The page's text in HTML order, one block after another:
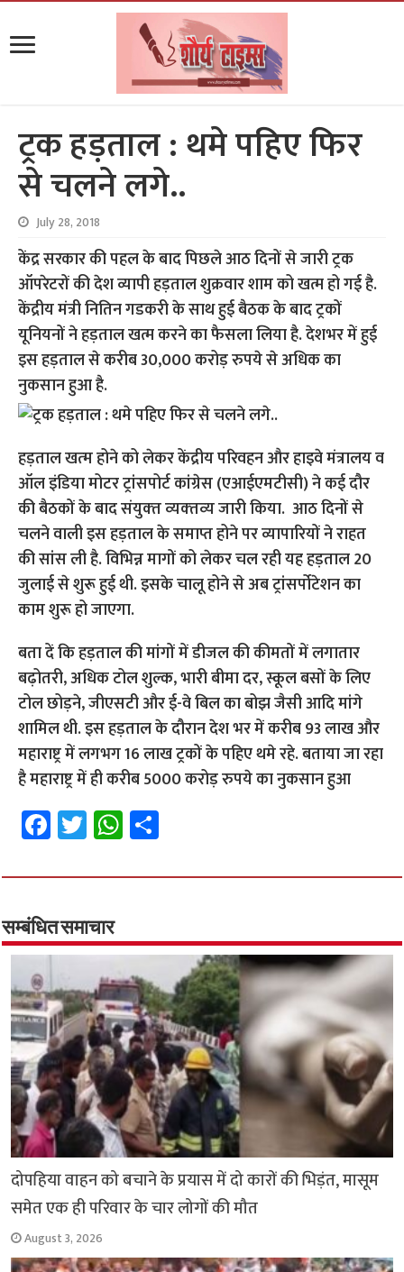
ट्रक हड़ताल : थमे पहिए फिर
से चलने लगे..
July 28, 2018
केंद्र सरकार की पहल के बाद पिछले आठ दिनों से जारी ट्रक
ऑपरेटरों की देश व्यापी हड़ताल शुक्रवार शाम को खत्म हो गई है.
केंद्रीय मंत्री नितिन गडकरी के साथ हुई बैठक के बाद ट्रकों
यूनियनों ने हड़ताल खत्म करने का फैसला लिया है. देशभर में हुई
इस हड़ताल से करीब 30,000 करोड़ रुपये से अधिक का
नुकसान हुआ है.
हड़ताल खत्‍म होने को लेकर केंद्रीय परिवहन और हाइवे मंत्रालय व
ऑल इंडिया मोटर ट्रांसपोर्ट कांग्रेस (एआईएमटीसी) ने कई दौर
की बैठकों के बाद संयुक्‍त व्‍यक्‍तव्‍य जारी किया. आठ दिनों से
चलने वाली इस हड़ताल के समाप्त होने पर व्यापारियों ने राहत
की सांस ली है. विभिन्न मागों को लेकर चल रही यह हड़ताल 20
जुलाई से शुरू हुई थी. इसके चालू होने से अब ट्रांसर्पोटेशन का
काम शुरू हो जाएगा.
बता दें कि हड़ताल की मांगों में डीजल की कीमतों में लगातार
बढ़ोतरी, अधिक टोल शुल्क, भारी बीमा दर, स्कूल बसों के लिए
टोल छोड़ने, जीएसटी और ई-वे बिल का बोझ जैसी आदि मांगे
शामिल थी. इस हड़ताल के दौरान देश भर में करीब 93 लाख और
महाराष्ट्र में लगभग 16 लाख ट्रकों के पहिए थमे रहे. बताया जा रहा
है महाराष्ट्र में ही करीब 5000 करोड़ रुपये का नुकसान हुआ
Fa
ce
b
o
o
k
T
wi
tt
er
W
h
at
p
p
ar
सम्बंधित समाचार
दोपहिया वाहन को बचाने के प्रयास में दो कारों की भिड़ंत, मासूम
समेत एक ही परिवार के चार लोगों की मौत
August 3, 2026